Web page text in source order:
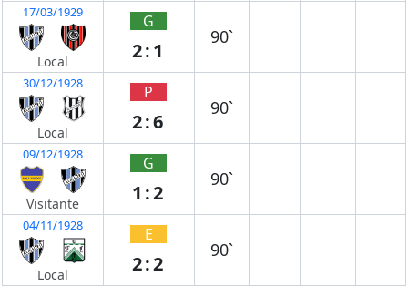
17/03/1929
Local
G
2:1
90`
30/12/1928
Local
P
2:6
90`
09/12/1928
Visitante
G
1:2
90`
04/11/1928
Local
E
2:2
90`